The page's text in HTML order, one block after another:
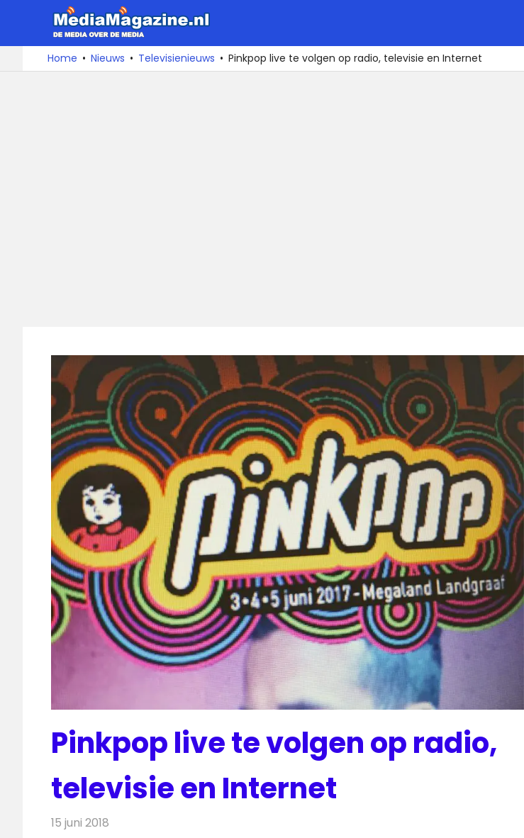
naar
De
media
over
Home Nieuws Televisienieuws Pinkpop live te volgen op radio, televisie en Internet
Pinkpop live te volgen op radio,
televisie en Internet
15 juni 2018